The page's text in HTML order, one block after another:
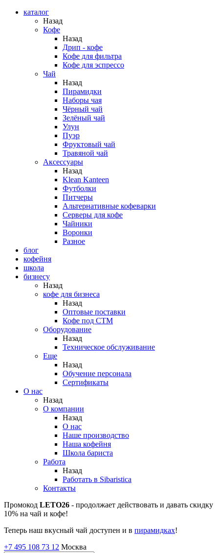
каталог
Назад
Кофе
Назад
Дрип - кофе
Кофе для фильтра
Кофе для эспрессо
Чай
Назад
Пирамидки
Наборы чая
Чёрный чай
Зелёный чай
Улун
Пуэр
Фруктовый чай
Травяной чай
Аксессуары
Назад
Klean Kanteen
Футболки
Питчеры
Альтернативные кофеварки
Серверы для кофе
Чайники
Воронки
Разное
блог
кофейня
школа
бизнесу
Назад
кофе для бизнеса
Назад
Оптовые поставки
Кофе под СТМ
Оборудование
Назад
Техническое обслуживание
Еще
Назад
Обучение персонала
Сертификаты
О нас
Назад
O компании
Назад
О нас
Наше производство
Наша кофейня
Школа бариста
Работа
Назад
Работать в Sibaristica
Контакты
Промокод LETO26 - продолжает действовать и давать скидку
10% на чай и кофе!
Теперь наш вкусный чай доступен и в пирамидках!
+7 495 108 73 12 Москва